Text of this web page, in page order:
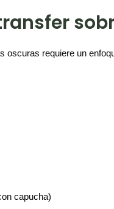
oscuras requiere un
capucha)